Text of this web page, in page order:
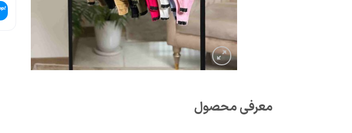
معرفی محصول